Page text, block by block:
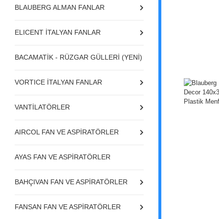
BLAUBERG ALMAN FANLAR
ELICENT İTALYAN FANLAR
BACAMATİK - RÜZGAR GÜLLERİ (YENİ)
VORTICE İTALYAN FANLAR
VANTİLATÖRLER
AIRCOL FAN VE ASPİRATÖRLER
AYAS FAN VE ASPİRATÖRLER
BAHÇIVAN FAN VE ASPİRATÖRLER
FANSAN FAN VE ASPİRATÖRLER